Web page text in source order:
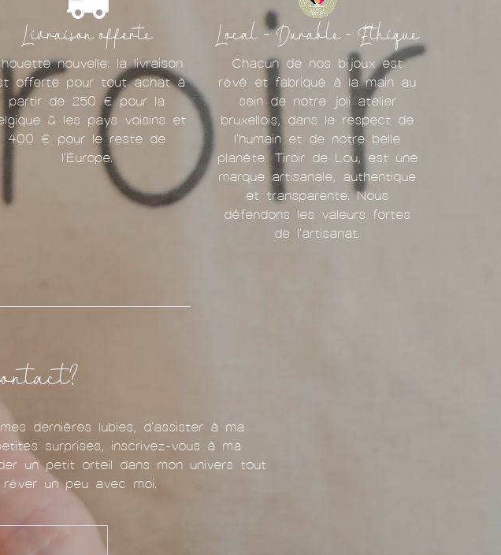
Livraison offerte
nouvelle: la livraison
offerte pour tout achat à
partir de 250 € pour la
& les pays voisins et
400 € pour le reste de
l'Europe.
Local - Durable - Ethique
Chacun de nos bijoux est
rêvé et fabriqué à la main au
sein de notre joli atelier
bruxellois, dans le respect de
l'humain et de notre belle
planète. Tiroir de Lou, est une
marque artisanale, authentique
et transparente. Nous
défendons les valeurs fortes
de l'artisanat.
dernières lubies, d'assister à ma
surprises, inscrivez-vous à ma
un petit orteil dans mon univers tout
un peu avec moi.